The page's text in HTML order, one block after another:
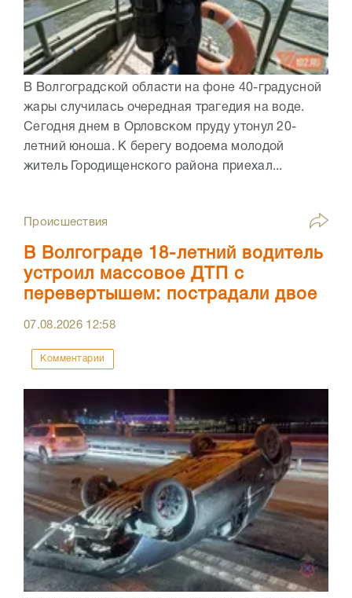
В Волгоградской области на фоне 40-градусной
жары случилась очередная трагедия на воде.
Сегодня днем в Орловском пруду утонул 20-
летний юноша. К берегу водоема молодой
житель Городищенского района приехал...
Происшествия
В Волгограде 18-летний водитель
устроил массовое ДТП с
перевертышем: пострадали двое
07.08.2026 12:58
Комментарии